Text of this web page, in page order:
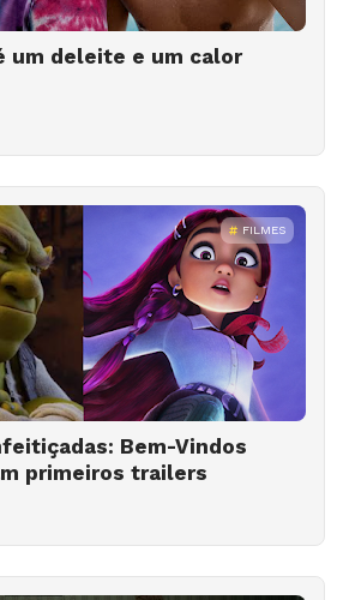
um deleite e um calor
FILMES
Bem-Vindos
primeiros trailers